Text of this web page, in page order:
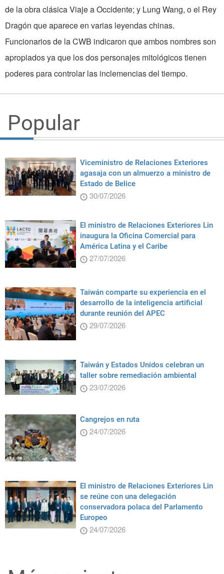
de la obra clásica Viaje a Occidente; y Lung Wang, o el Rey
Dragón que aparece en varias leyendas chinas.
Funcionarios de la CWB indicaron que ambos nombres son
apropiados ya que los dos personajes mitológicos tienen
poderes para controlar las inclemencias del tiempo.
Popular
Viceministro de Relaciones Exteriores
agasaja con un almuerzo a ministro de
Estado de Belice
30/07/2026
El ministro de Relaciones Exteriores Lin
inaugura la Oficina Comercial para
América Latina y el Caribe
27/07/2026
Taiwán comparte su experiencia en el
desarrollo de la inteligencia artificial
durante reunión del APEC
29/07/2026
Taiwán y Estados Unidos celebran un
taller sobre remediación ambiental
23/07/2026
Cangrejos en ruta
24/07/2026
El ministro de Relaciones Exteriores Lin
se reúne con una delegación
conservadora polaca del Parlamento
Europeo
24/07/2026